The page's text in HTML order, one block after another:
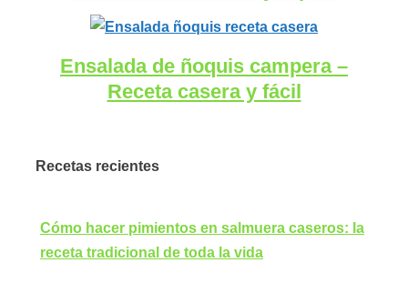
Ensalada de ñoquis campera –
Receta casera y fácil
Recetas recientes
Cómo hacer pimientos en salmuera caseros: la
receta tradicional de toda la vida